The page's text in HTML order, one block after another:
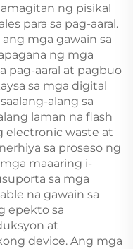
ng pisikal
para sa pag-aaral.
mga gawain sa
ng mga
pag-aaral at pagbuo
sa mga digital
alang sa
laman na flash
electronic waste at
sa proseso ng
maaaring i-
sa mga
na gawain sa
epekto sa
at
device. Ang mga